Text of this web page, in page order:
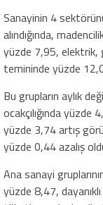
Sanayinin 4
alındığında,
yüzde 7,95, elektrik,
temininde yüzde
Bu grupların aylık
ocakçılığında
yüzde 3,74 artış
yüzde 0,44 azalış
Ana sanayi
yüzde 8,47,